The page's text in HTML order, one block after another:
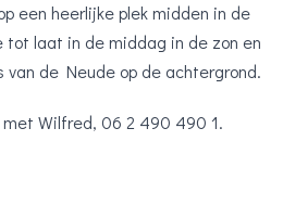
een heerlijke plek midden in de
laat in de middag in de zon en
van de Neude op de achtergrond.
Wilfred, 06 2 490 490 1.